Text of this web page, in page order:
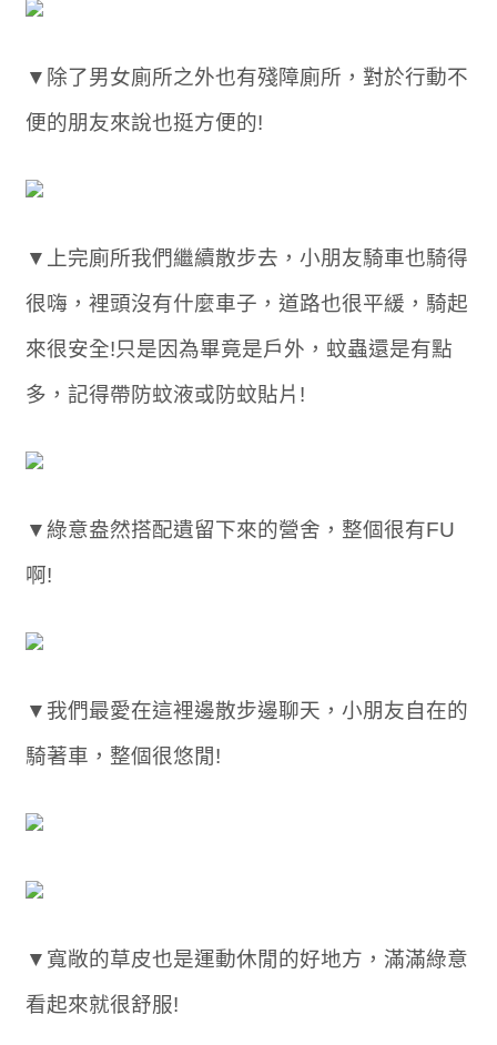
▼除了男女廁所之外也有殘障廁所，對於行動不
便的朋友來說也挺方便的!
▼上完廁所我們繼續散步去，小朋友騎車也騎得
很嗨，裡頭沒有什麼車子，道路也很平緩，騎起
來很安全!只是因為畢竟是戶外，蚊蟲還是有點
多，記得帶防蚊液或防蚊貼片!
▼綠意盎然搭配遺留下來的營舍，整個很有FU
啊!
▼我們最愛在這裡邊散步邊聊天，小朋友自在的
騎著車，整個很悠閒!
▼寬敞的草皮也是運動休閒的好地方，滿滿綠意
看起來就很舒服!